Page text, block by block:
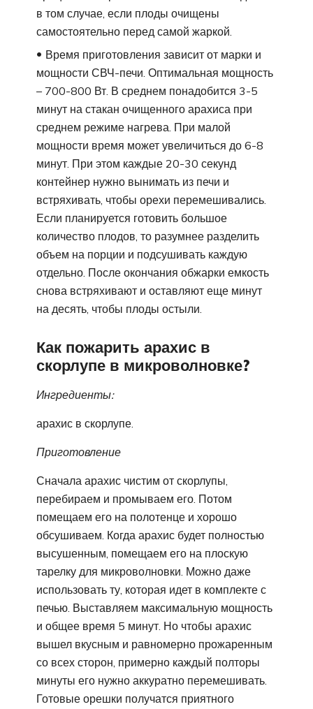
в том случае, если плоды очищены
самостоятельно перед самой жаркой.
Время приготовления зависит от марки и
мощности СВЧ-печи. Оптимальная мощность
– 700-800 Вт. В среднем понадобится 3-5
минут на стакан очищенного арахиса при
среднем режиме нагрева. При малой
мощности время может увеличиться до 6-8
минут. При этом каждые 20-30 секунд
контейнер нужно вынимать из печи и
встряхивать, чтобы орехи перемешивались.
Если планируется готовить большое
количество плодов, то разумнее разделить
объем на порции и подсушивать каждую
отдельно. После окончания обжарки емкость
снова встряхивают и оставляют еще минут
на десять, чтобы плоды остыли.
Как пожарить арахис в
скорлупе в микроволновке?
Ингредиенты:
арахис в скорлупе.
Приготовление
Сначала арахис чистим от скорлупы,
перебираем и промываем его. Потом
помещаем его на полотенце и хорошо
обсушиваем. Когда арахис будет полностью
высушенным, помещаем его на плоскую
тарелку для микроволновки. Можно даже
использовать ту, которая идет в комплекте с
печью. Выставляем максимальную мощность
и общее время 5 минут. Но чтобы арахис
вышел вкусным и равномерно прожаренным
со всех сторон, примерно каждый полторы
минуты его нужно аккуратно перемешивать.
Готовые орешки получатся приятного